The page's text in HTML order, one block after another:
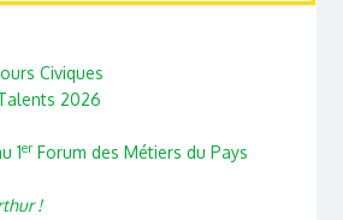
Civiques
2026
1erForum des Métiers du Pays
!